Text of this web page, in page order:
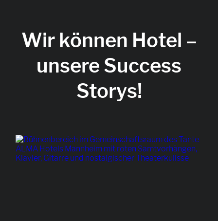
Wir können Hotel –
unsere Success
Storys!